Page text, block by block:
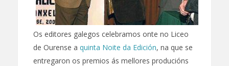
Os editores galegos celebramos onte no Liceo
de Ourense a quinta Noite da Edición, na que se
entregaron os premios ás mellores producións